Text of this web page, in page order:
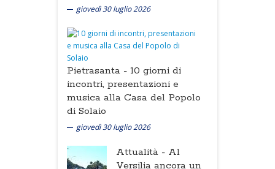
giovedì 30 luglio 2026
Pietrasanta - 10 giorni di
incontri, presentazioni e
musica alla Casa del Popolo
di Solaio
giovedì 30 luglio 2026
Attualità - Al
Versilia ancora un